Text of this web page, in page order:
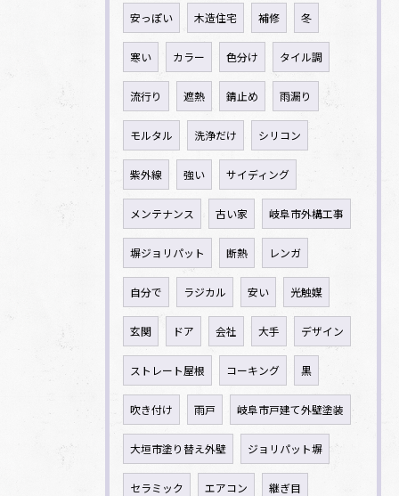
安っぽい 木造住宅 補修 冬
寒い カラー 色分け タイル調
流行り 遮熱 錆止め 雨漏り
モルタル 洗浄だけ シリコン
紫外線 強い サイディング
メンテナンス 古い家 岐阜市外構工事
塀ジョリパット 断熱 レンガ
自分で ラジカル 安い 光触媒
玄関 ドア 会社 大手 デザイン
ストレート屋根 コーキング 黒
吹き付け 雨戸 岐阜市戸建て外壁塗装
大垣市塗り替え外壁 ジョリパット塀
セラミック エアコン 継ぎ目